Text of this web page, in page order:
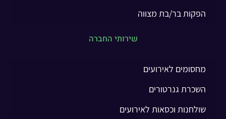
הפקות בר/בת מצווה
שירותי החברה
מחסומים לאירועים
השכרת גנרטורים
שולחנות וכסאות לאירועים